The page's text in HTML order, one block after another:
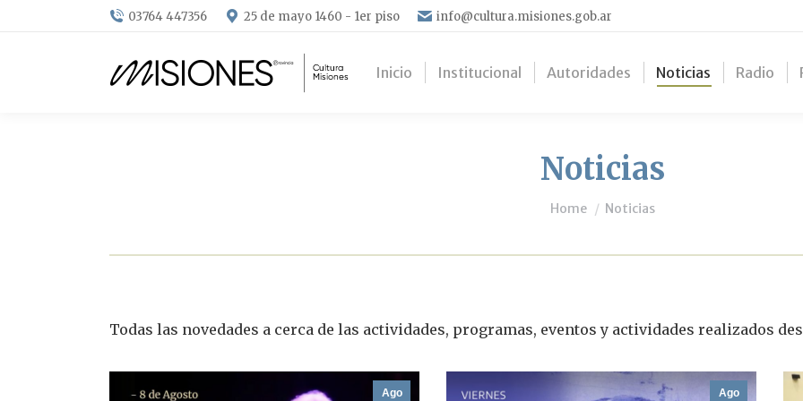
03764 447356 25 de mayo 1460 - 1er piso info@cultura.misiones.gob.ar
Inicio Institucional Autoridades Noticias Radio
Noticias
You are here:
Home Noticias
Todas las novedades a cerca de las actividades, programas, eventos y actividades realizados
Ago Ago